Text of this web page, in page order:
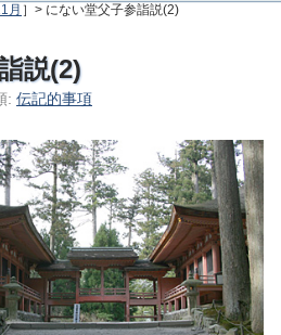
月 ］> にない堂父子参詣説(2)
説(2)
: 伝記的事項